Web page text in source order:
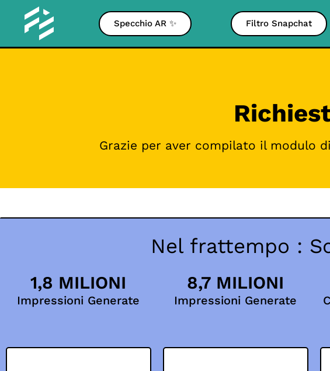
Specchio AR ✨ Filtro Snapchat
Grazie per aver compilato il modulo
Nel frattempo :
1,8 MILIONI
Impressioni Generate
8,7 MILIONI
Impressioni Generate